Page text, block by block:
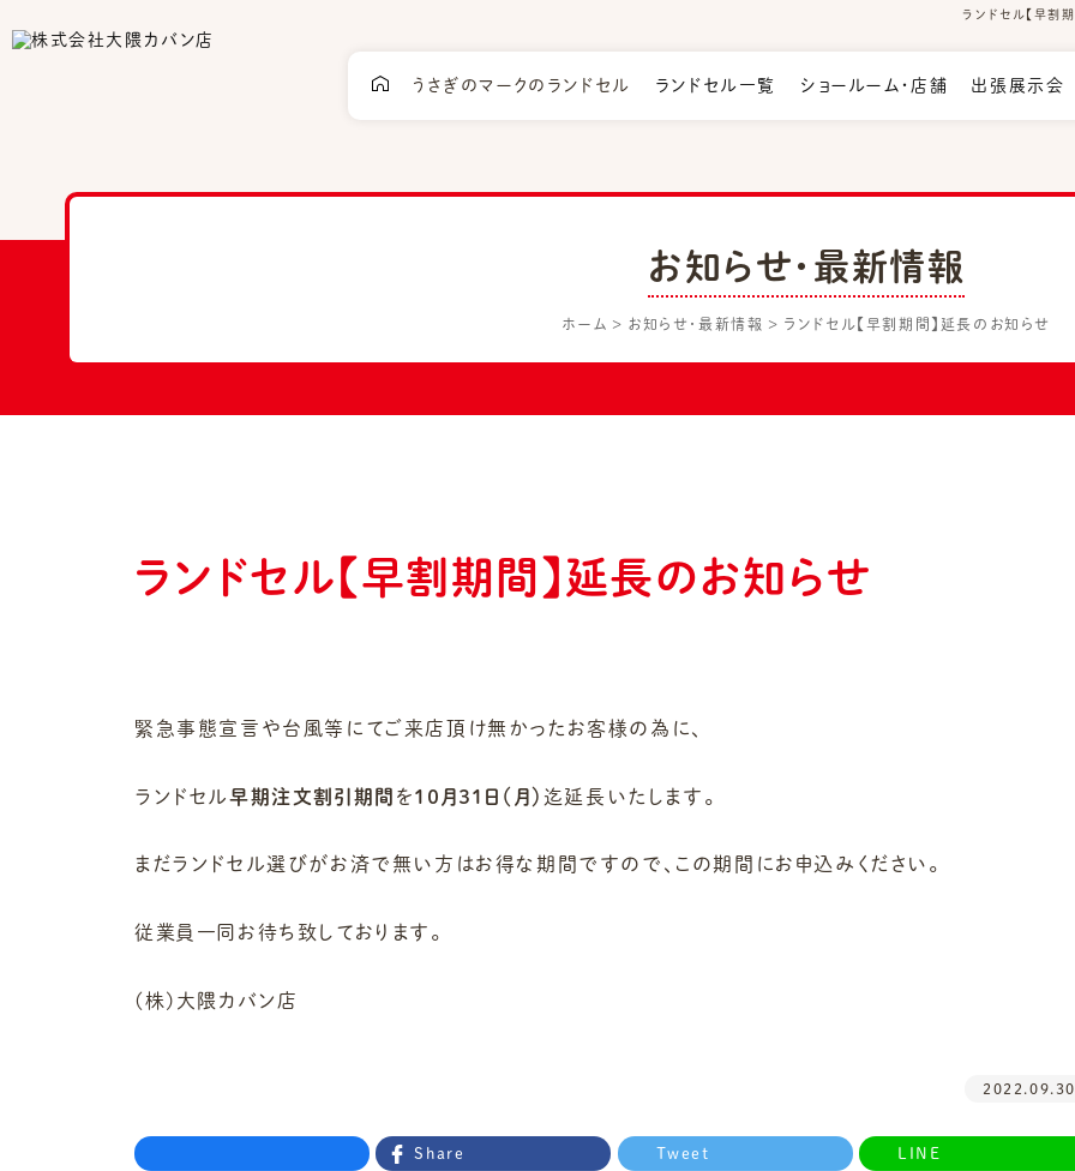
ランドセル【早割
うさぎのマークのランドセル ランドセル一覧 ショールーム・店舗 出張展示会
お知らせ・最新情報
ホーム お知らせ・最新情報 ランドセル【早割期間】延長のお知らせ
ランドセル【早割期間】延長のお知らせ
緊急事態宣言や台風等にてご来店頂け無かったお客様の為に、
ランドセル早期注文割引期間 を１０月３１日（月） 迄延長いたします。
まだランドセル選びがお済で無い方はお得な期間ですので、この期間にお申込みください。
従業員一同お待ち致しております。
(株)大隈カバン店
2022.09.30
Share Tweet LINE